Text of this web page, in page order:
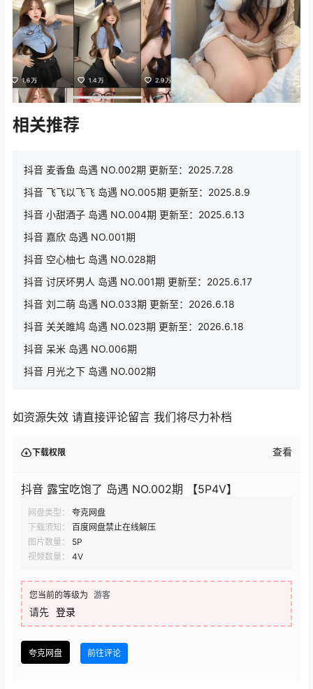
相关推荐
抖音 麦香鱼 岛遇 NO.002期 更新至：2025.7.28
抖音 飞飞以飞飞 岛遇 NO.005期 更新至：2025.8.9
抖音 小甜酒子 岛遇 NO.004期 更新至：2025.6.13
抖音 嘉欣 岛遇 NO.001期
抖音 空心柚七 岛遇 NO.028期
抖音 讨厌坏男人 岛遇 NO.001期 更新至：2025.6.17
抖音 刘二萌 岛遇 NO.033期 更新至：2026.6.18
抖音 关关雎鸠 岛遇 NO.023期 更新至：2026.6.18
抖音 呆米 岛遇 NO.006期
抖音 月光之下 岛遇 NO.002期
如资源失效 请直接评论留言 我们将尽力补档
下载权限 查看
抖音 露宝吃饱了 岛遇 NO.002期 【5P4V】
网盘类型：
夸克网盘
下载须知：
百度网盘禁止在线解压
图片数量：
5P
视频数量：
4V
您当前的等级为 游客
请先 登录
夸克网盘 前往评论